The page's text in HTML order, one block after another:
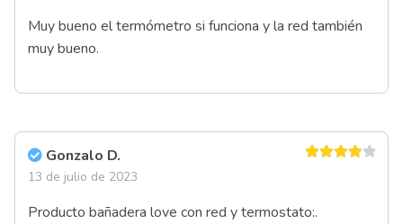
Muy bueno el termómetro si funciona y la red también
muy bueno.
Gonzalo D.
13 de julio de 2023
Producto bañadera love con red y termostato:.